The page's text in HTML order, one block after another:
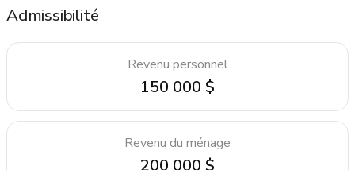
Admissibilité
Revenu personnel
150 000 $
Revenu du ménage
200 000 $